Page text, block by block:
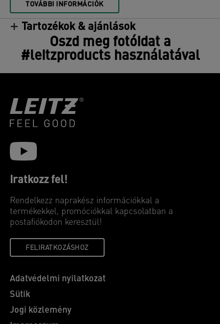
TOVÁBBI INFORMÁCIÓK
Tartozékok & ajánlások
Oszd meg fotóidat a
#leitzproducts használatával
Iratkozz fel!
Rendelkezz naprakész információkkal a
termékekkel, promóciókkal kapcsolatban a
postafiókodon keresztül!
FELIRATKOZÁSHOZ
Adatvédelmi nyilatkozat
Sütik
Jogi közlemény